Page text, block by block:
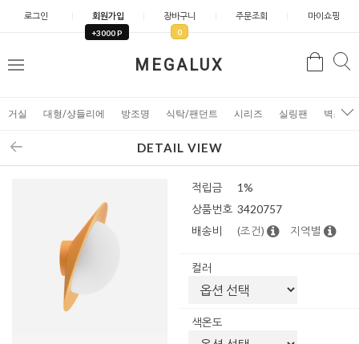
로그인 회원가입
+3000 P
장바구니
0
주문조회 마이쇼핑
MEGALUX
메
검
거실 대형/샹들리에 방조명 식탁/팬던트 시리즈 실링팬 벽조명
DETAIL VIEW
적립금
1%
상품번호 3420757
배송비
(조건) 지역별
컬러
색온도